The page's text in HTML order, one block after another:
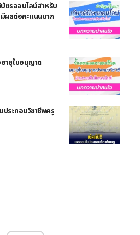
ตรออนไลน์สำหรับ
ผลต่อคะแนนมาก
ายุใบอนุญาต
ประกอบวิชาชีพครู